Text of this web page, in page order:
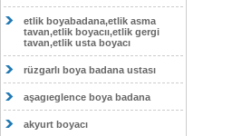
etlik boyabadana,etlik asma
tavan,etlik boyacıı,etlik gergi
tavan,etlik usta boyacı
rüzgarlı boya badana ustası
aşagıeglence boya badana
akyurt boyacı